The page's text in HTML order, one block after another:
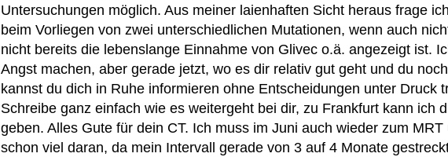
Untersuchungen möglich. Aus meiner laienhaften Sicht heraus frage
beim Vorliegen von zwei unterschiedlichen Mutationen, wenn auch
nicht bereits die lebenslange Einnahme von Glivec o.ä. angezeigt ist.
Angst machen, aber gerade jetzt, wo es dir relativ gut geht und du
kannst du dich in Ruhe informieren ohne Entscheidungen unter Druck
Schreibe ganz einfach wie es weitergeht bei dir, zu Frankfurt kann ich
geben. Alles Gute für dein CT. Ich muss im Juni auch wieder zum
schon viel daran, da mein Intervall gerade von 3 auf 4 Monate